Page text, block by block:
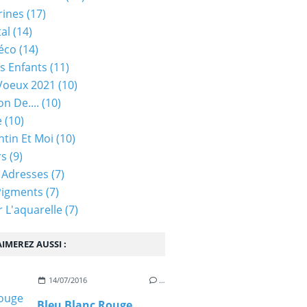
AUSSI :
14/07/2016 …
(17)
(14)
(14)
Enfants (11)
2021 (10)
De.... (10)
(10)
Et Moi (10)
(9)
(7)
(7)
L'aquarelle(7)